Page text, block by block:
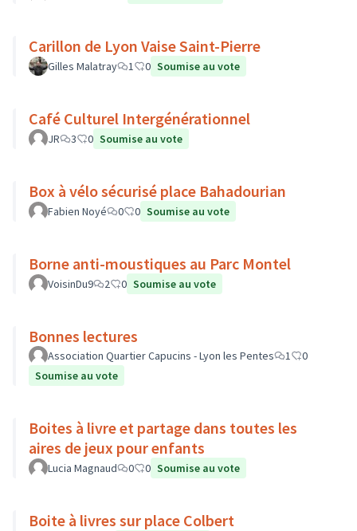
Carillon de Lyon Vaise Saint-Pierre
Gilles Malatray 1 0 Soumise au vote
Café Culturel Intergénérationnel
JR 3 0 Soumise au vote
Box à vélo sécurisé place Bahadourian
Fabien Noyé 0 0 Soumise au vote
Borne anti-moustiques au Parc Montel
VoisinDu9 2 0 Soumise au vote
Bonnes lectures
Association Quartier Capucins - Lyon les Pentes 1
0
Soumise au vote
Boites à livre et partage dans toutes les
aires de jeux pour enfants
Lucia Magnaud 0 0 Soumise au vote
Boite à livres sur place Colbert